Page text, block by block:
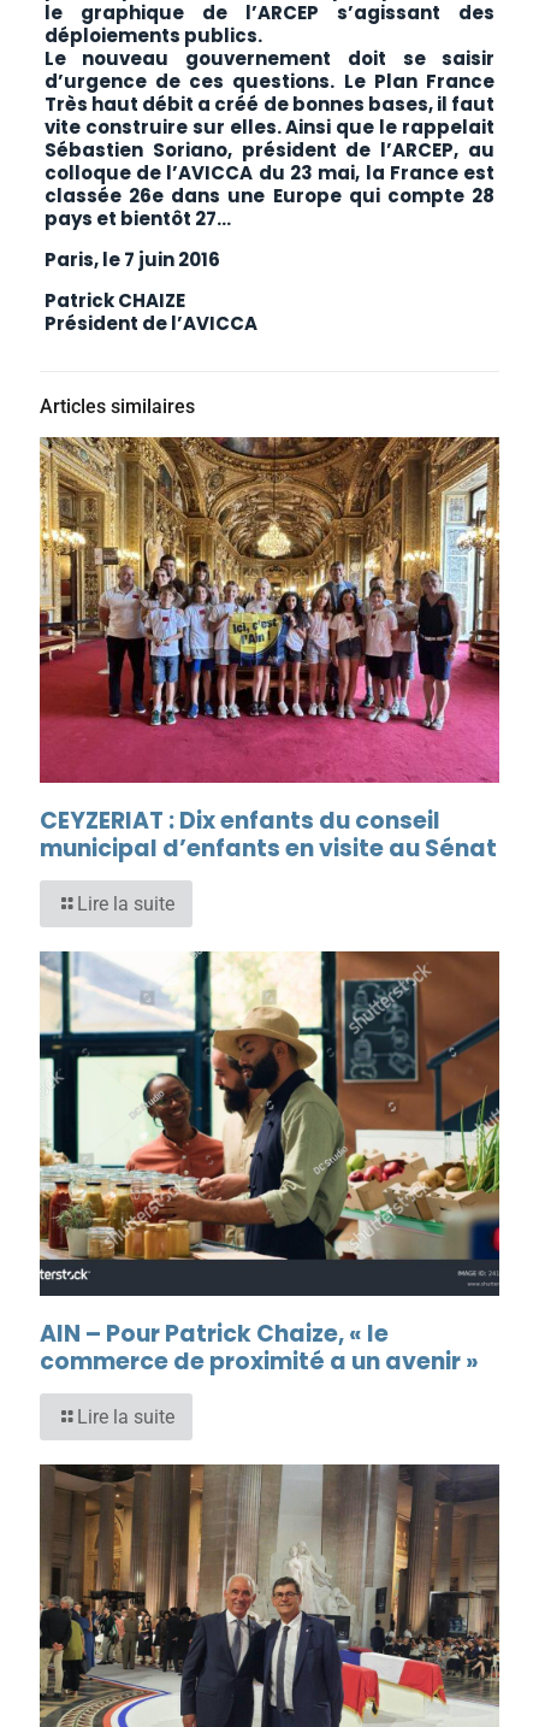
le graphique de l’ARCEP s’agissant des
déploiements publics.
Le nouveau gouvernement doit se saisir
d’urgence de ces questions. Le Plan France
Très haut débit a créé de bonnes bases, il faut
vite construire sur elles. Ainsi que le rappelait
Sébastien Soriano, président de l’ARCEP, au
colloque de l’AVICCA du 23 mai, la France est
classée 26e dans une Europe qui compte 28
pays et bientôt 27…
Paris, le 7 juin 2016
Patrick CHAIZE
Président de l’AVICCA
Articles similaires
CEYZERIAT : Dix enfants du conseil
municipal d’enfants en visite au Sénat
Lire la suite
AIN – Pour Patrick Chaize, « le
commerce de proximité a un avenir »
Lire la suite